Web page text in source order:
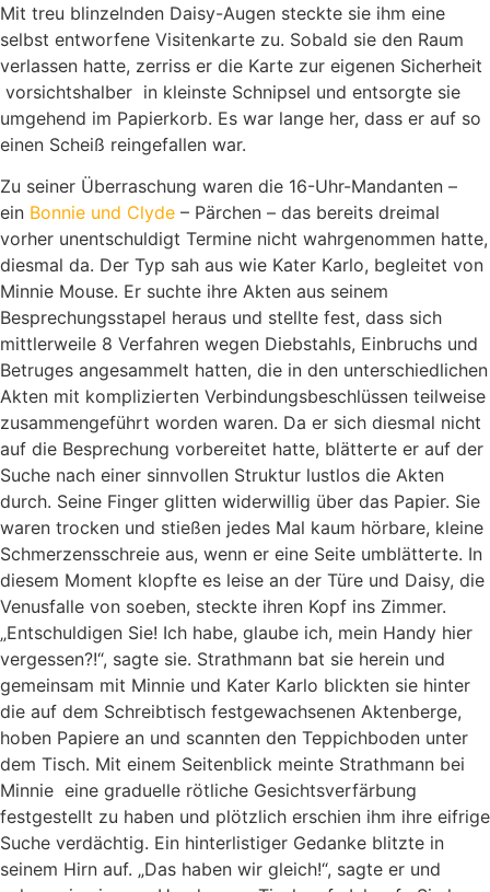
Mit treu blinzelnden Daisy-Augen steckte sie ihm eine
selbst entworfene Visitenkarte zu. Sobald sie den Raum
verlassen hatte, zerriss er die Karte zur eigenen Sicherheit
vorsichtshalber in kleinste Schnipsel und entsorgte sie
umgehend im Papierkorb. Es war lange her, dass er auf so
einen Scheiß reingefallen war.
Zu seiner Überraschung waren die 16-Uhr-Mandanten –
ein Bonnie und Clyde – Pärchen – das bereits dreimal
vorher unentschuldigt Termine nicht wahrgenommen hatte,
diesmal da. Der Typ sah aus wie Kater Karlo, begleitet von
Minnie Mouse. Er suchte ihre Akten aus seinem
Besprechungsstapel heraus und stellte fest, dass sich
mittlerweile 8 Verfahren wegen Diebstahls, Einbruchs und
Betruges angesammelt hatten, die in den unterschiedlichen
Akten mit komplizierten Verbindungsbeschlüssen teilweise
zusammengeführt worden waren. Da er sich diesmal nicht
auf die Besprechung vorbereitet hatte, blätterte er auf der
Suche nach einer sinnvollen Struktur lustlos die Akten
durch. Seine Finger glitten widerwillig über das Papier. Sie
waren trocken und stießen jedes Mal kaum hörbare, kleine
Schmerzensschreie aus, wenn er eine Seite umblätterte. In
diesem Moment klopfte es leise an der Türe und Daisy, die
Venusfalle von soeben, steckte ihren Kopf ins Zimmer.
„Entschuldigen Sie! Ich habe, glaube ich, mein Handy hier
vergessen?!“, sagte sie. Strathmann bat sie herein und
gemeinsam mit Minnie und Kater Karlo blickten sie hinter
die auf dem Schreibtisch festgewachsenen Aktenberge,
hoben Papiere an und scannten den Teppichboden unter
dem Tisch. Mit einem Seitenblick meinte Strathmann bei
Minnie eine graduelle rötliche Gesichtsverfärbung
festgestellt zu haben und plötzlich erschien ihm ihre eifrige
Suche verdächtig. Ein hinterlistiger Gedanke blitzte in
seinem Hirn auf. „Das haben wir gleich!“, sagte er und